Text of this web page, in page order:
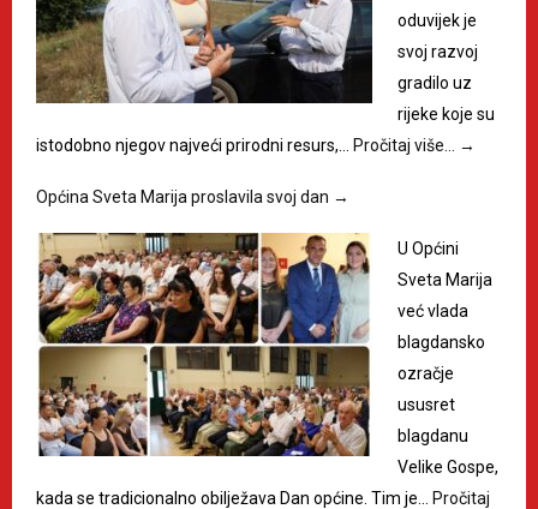
oduvijek je
svoj razvoj
gradilo uz
rijeke koje su
istodobno njegov najveći prirodni resurs,… Pročitaj više… →
Općina Sveta Marija proslavila svoj dan →
U Općini
Sveta Marija
već vlada
blagdansko
ozračje
ususret
blagdanu
Velike Gospe,
kada se tradicionalno obilježava Dan općine. Tim je… Pročitaj